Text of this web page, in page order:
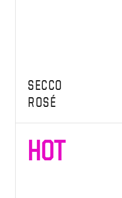
SECCO
ROSÉ
HOT